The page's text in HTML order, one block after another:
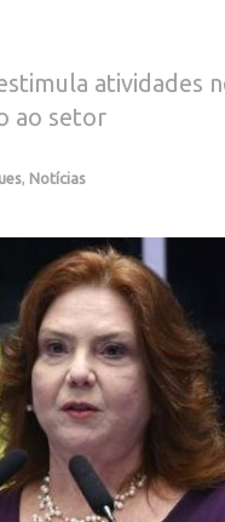
atividades
ao setor
Notícias